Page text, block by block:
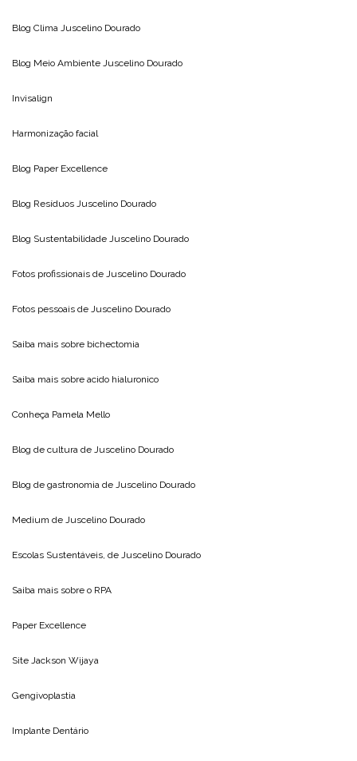
Blog Clima Juscelino Dourado
Blog Meio Ambiente Juscelino Dourado
Invisalign
Harmonização facial
Blog Paper Excellence
Blog Resíduos Juscelino Dourado
Blog Sustentabilidade Juscelino Dourado
Fotos profissionais de Juscelino Dourado
Fotos pessoais de Juscelino Dourado
Saiba mais sobre bichectomia
Saiba mais sobre acido hialuronico
Conheça Pamela Mello
Blog de cultura de Juscelino Dourado
Blog de gastronomia de Juscelino Dourado
Medium de Juscelino Dourado
Escolas Sustentáveis, de Juscelino Dourado
Saiba mais sobre o RPA
Paper Excellence
Site Jackson Wijaya
Gengivoplastia
Implante Dentário